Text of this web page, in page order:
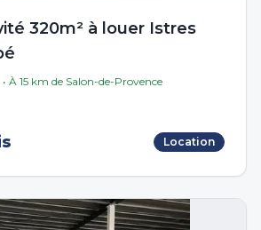
320m² à louer Istres
• À 15 km de Salon-de-Provence
Location